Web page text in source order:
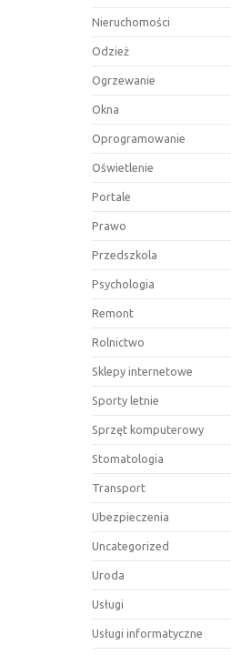
Nieruchomości
Odzież
Ogrzewanie
Okna
Oprogramowanie
Oświetlenie
Portale
Prawo
Przedszkola
Psychologia
Remont
Rolnictwo
Sklepy internetowe
Sporty letnie
Sprzęt komputerowy
Stomatologia
Transport
Ubezpieczenia
Uncategorized
Uroda
Usługi
Usługi informatyczne